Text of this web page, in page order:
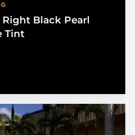
Right Black Pearl
Tint
THE RIGHT BLACK PEARL